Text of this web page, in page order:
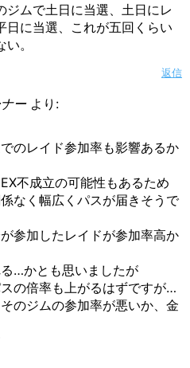
ムで土日に当選、土日にレ
日に当選、これが五回くらい
。
返信
ー より:
のレイド参加率も影響あるか
不成立の可能性もあるため
なく幅広くパスが届きそうで
参加したレイドが参加率高か
…かとも思いましたが
の倍率も上がるはずですが…
のジムの参加率が悪いか、金